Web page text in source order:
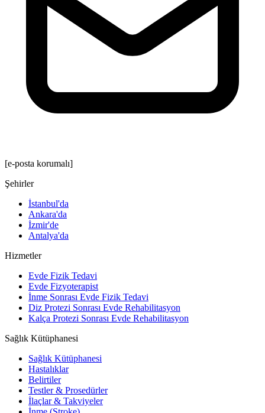
[e-posta korumalı]
Şehirler
İstanbul'da
Ankara'da
İzmir'de
Antalya'da
Hizmetler
Evde Fizik Tedavi
Evde Fizyoterapist
İnme Sonrası Evde Fizik Tedavi
Diz Protezi Sonrası Evde Rehabilitasyon
Kalça Protezi Sonrası Evde Rehabilitasyon
Sağlık Kütüphanesi
Sağlık Kütüphanesi
Hastalıklar
Belirtiler
Testler & Prosedürler
İlaçlar & Takviyeler